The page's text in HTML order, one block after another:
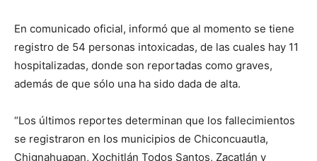
En comunicado oficial, informó que al momento se tiene
registro de 54 personas intoxicadas, de las cuales hay 11
hospitalizadas, donde son reportadas como graves,
además de que sólo una ha sido dada de alta.
“Los últimos reportes determinan que los fallecimientos
se registraron en los municipios de Chiconcuautla,
Chignahuapan, Xochitlán Todos Santos, Zacatlán y